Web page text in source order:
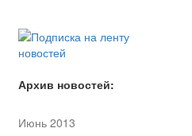
Архив новостей:
Июнь 2013